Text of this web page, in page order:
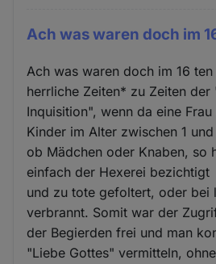
Ach was waren doch im
Ach was waren doch im 16
herrliche Zeiten* zu Zeiten der
Inquisition", wenn da eine
Kinder im Alter zwischen 1
ob Mädchen oder Knaben, so
einfach der Hexerei bezichtigt
und zu tote gefoltert, oder bei
verbrannt. Somit war der
der Begierden frei und man
"Liebe Gottes" vermitteln,